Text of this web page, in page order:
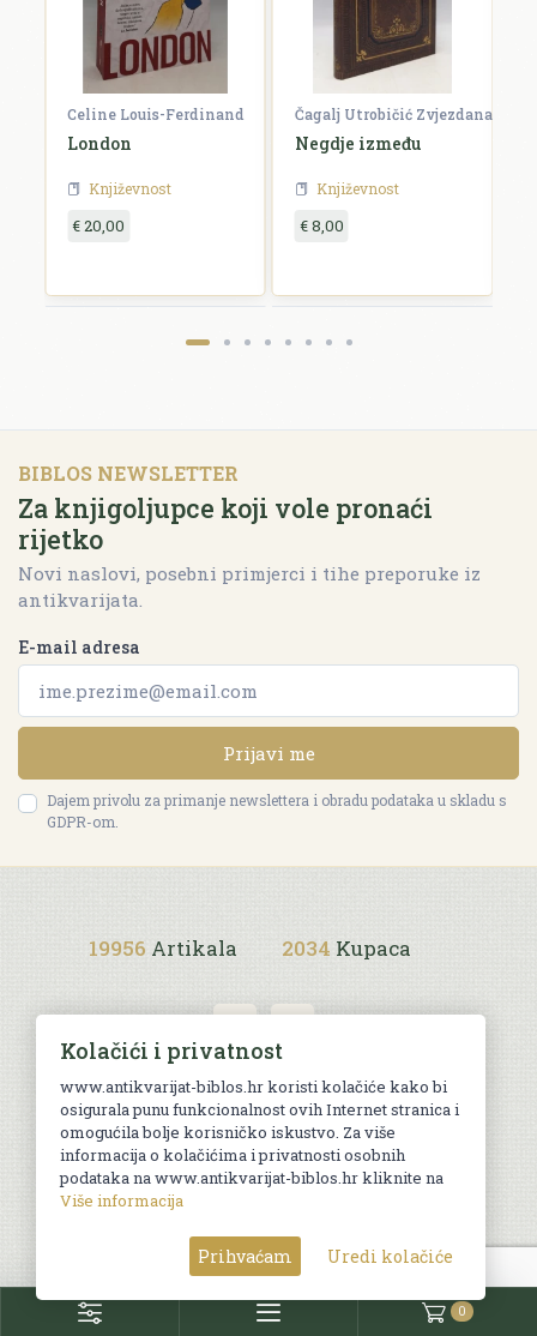
Celine Louis-Ferdinand
London
Književnost
€ 20,00
Čagalj Utrobičić Zvjezdana
Negdje između
Književnost
€ 8,00
BIBLOS NEWSLETTER
Za knjigoljupce koji vole pronaći
rijetko
Novi naslovi, posebni primjerci i tihe preporuke iz
antikvarijata.
E-mail adresa
Prijavi me
Dajem privolu za primanje newslettera i obradu podataka u skladu s
GDPR-om.
19956 Artikala 2034 Kupaca
Uvjeti kupnje
© Sva prava pridržana. Web by
0
Kolačići i privatnost
www.antikvarijat-biblos.hr koristi kolačiće kako bi
osigurala punu funkcionalnost ovih Internet stranica i
omogućila bolje korisničko iskustvo. Za više
informacija o kolačićima i privatnosti osobnih
podataka na www.antikvarijat-biblos.hr kliknite na
Više informacija
Prihvaćam Uredi kolačiće